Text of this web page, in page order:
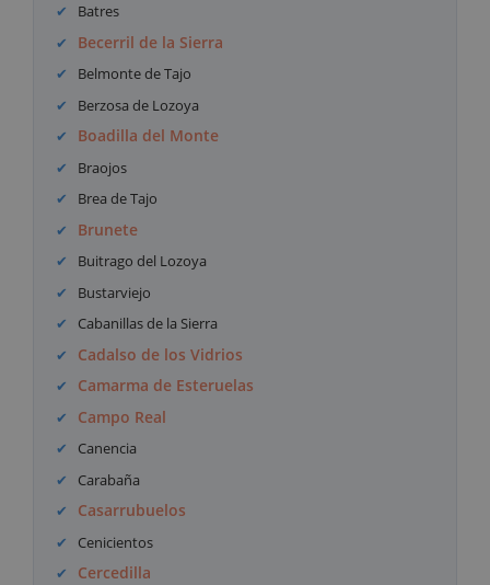
Batres
Becerril de la Sierra
Belmonte de Tajo
Berzosa de Lozoya
Boadilla del Monte
Braojos
Brea de Tajo
Brunete
Buitrago del Lozoya
Bustarviejo
Cabanillas de la Sierra
Cadalso de los Vidrios
Camarma de Esteruelas
Campo Real
Canencia
Carabaña
Casarrubuelos
Cenicientos
Cercedilla